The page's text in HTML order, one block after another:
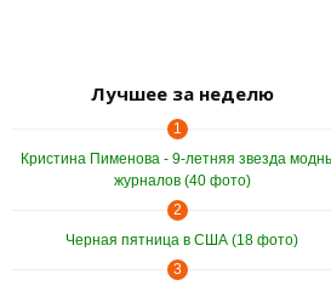
Лучшее за неделю
1
Кристина Пименова - 9-летняя звезда
журналов (40 фото)
2
Черная пятница в США (18 фото)
3